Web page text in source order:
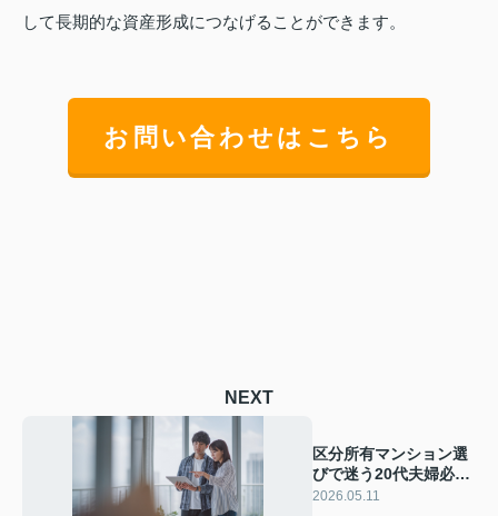
して長期的な資産形成につなげることができます。
お問い合わせはこちら
NEXT
区分所有マンション選
びで迷う20代夫婦必
見！資産価値と将来性
2026.05.11